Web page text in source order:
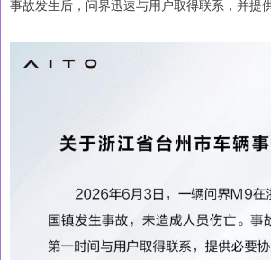
事故发生后，问界迅速与用户取得联系，并提